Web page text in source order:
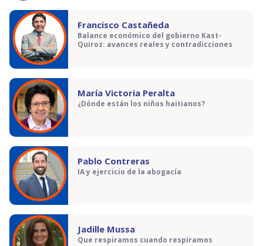
Francisco Castañeda
Balance económico del gobierno Kast-
Quiroz: avances reales y contradicciones
María Victoria Peralta
¿Dónde están los niños haitianos?
Pablo Contreras
IA y ejercicio de la abogacía
Jadille Mussa
Que respiramos cuando respiramos